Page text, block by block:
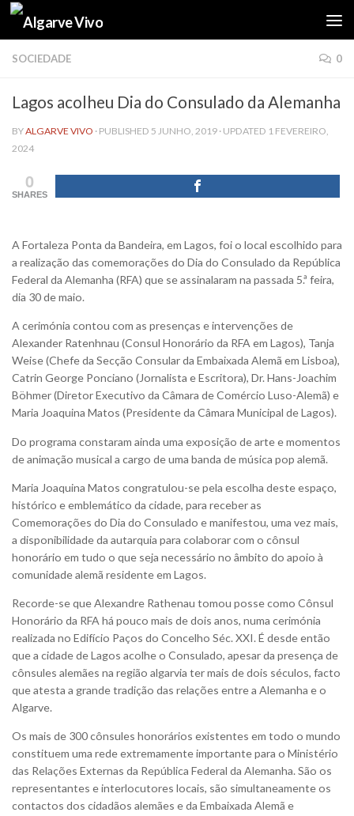
Skip to content
SOCIEDADE 0
Lagos acolheu Dia do Consulado da Alemanha
BYALGARVE VIVO · PUBLISHED 5 JUNHO, 2019 · UPDATED 1 FEVEREIRO,
2024
0
SHARES
A Fortaleza Ponta da Bandeira, em Lagos, foi o local escolhido para
a realização das comemorações do Dia do Consulado da República
Federal da Alemanha (RFA) que se assinalaram na passada 5.ª feira,
dia 30 de maio.
A cerimónia contou com as presenças e intervenções de
Alexander Ratenhnau (Consul Honorário da RFA em Lagos), Tanja
Weise (Chefe da Secção Consular da Embaixada Alemã em Lisboa),
Catrin George Ponciano (Jornalista e Escritora), Dr. Hans-Joachim
Böhmer (Diretor Executivo da Câmara de Comércio Luso-Alemã) e
Maria Joaquina Matos (Presidente da Câmara Municipal de Lagos).
Do programa constaram ainda uma exposição de arte e momentos
de animação musical a cargo de uma banda de música pop alemã.
Maria Joaquina Matos congratulou-se pela escolha deste espaço,
histórico e emblemático da cidade, para receber as
Comemorações do Dia do Consulado e manifestou, uma vez mais,
a disponibilidade da autarquia para colaborar com o cônsul
honorário em tudo o que seja necessário no âmbito do apoio à
comunidade alemã residente em Lagos.
Recorde-se que Alexandre Rathenau tomou posse como Cônsul
Honorário da RFA há pouco mais de dois anos, numa cerimónia
realizada no Edifício Paços do Concelho Séc. XXI. É desde então
que a cidade de Lagos acolhe o Consulado, apesar da presença de
cônsules alemães na região algarvia ter mais de dois séculos, facto
que atesta a grande tradição das relações entre a Alemanha e o
Algarve.
Os mais de 300 cônsules honorários existentes em todo o mundo
constituem uma rede extremamente importante para o Ministério
das Relações Externas da República Federal da Alemanha. São os
representantes e interlocutores locais, são simultaneamente os
contactos dos cidadãos alemães e da Embaixada Alemã e